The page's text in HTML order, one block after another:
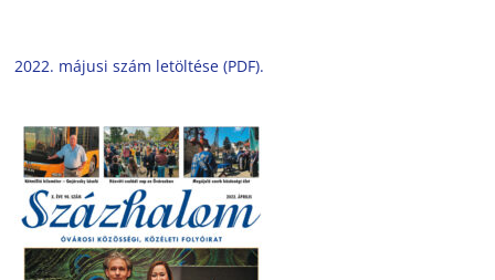
2022. májusi szám letöltése (PDF).